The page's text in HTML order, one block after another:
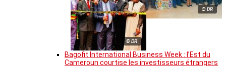
© DR
© DR
Bagofit International Business Week : l’Est du
Cameroun courtise les investisseurs étrangers